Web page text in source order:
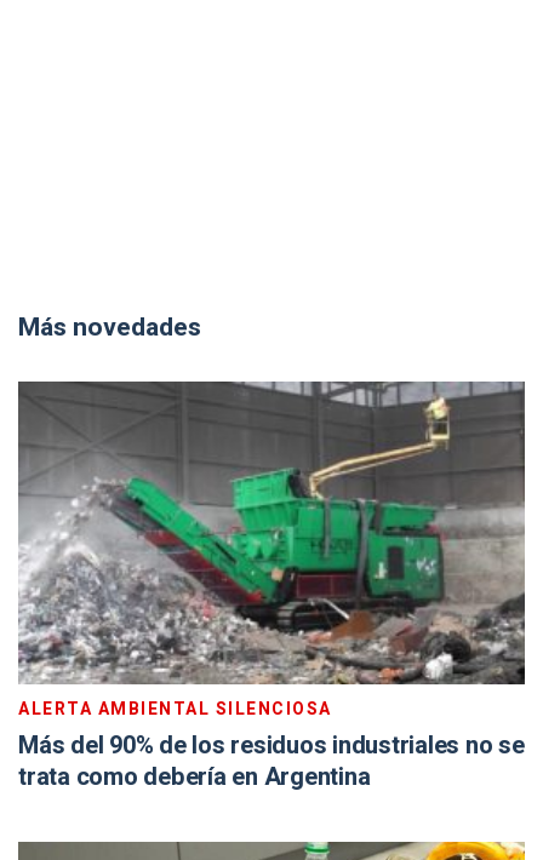
Más novedades
ALERTA AMBIENTAL SILENCIOSA
Más del 90% de los residuos industriales no se
trata como debería en Argentina